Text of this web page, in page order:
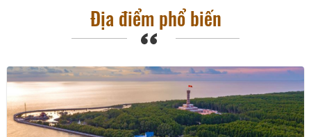
Địa điểm phổ biến